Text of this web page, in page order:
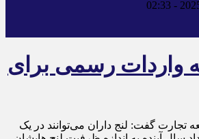
واردات رسمی برای
تجارت گفت: لنج داران می‌توانند در یک